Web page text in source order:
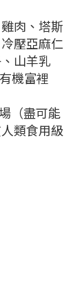
肉、塔斯
壓亞麻仁
山羊乳
機富裡
（盡可能
類食用級